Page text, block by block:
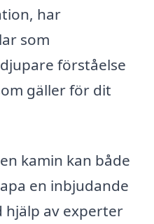
har
som
förståelse
gäller för dit
kamin kan både
en inbjudande
hjälp av experter